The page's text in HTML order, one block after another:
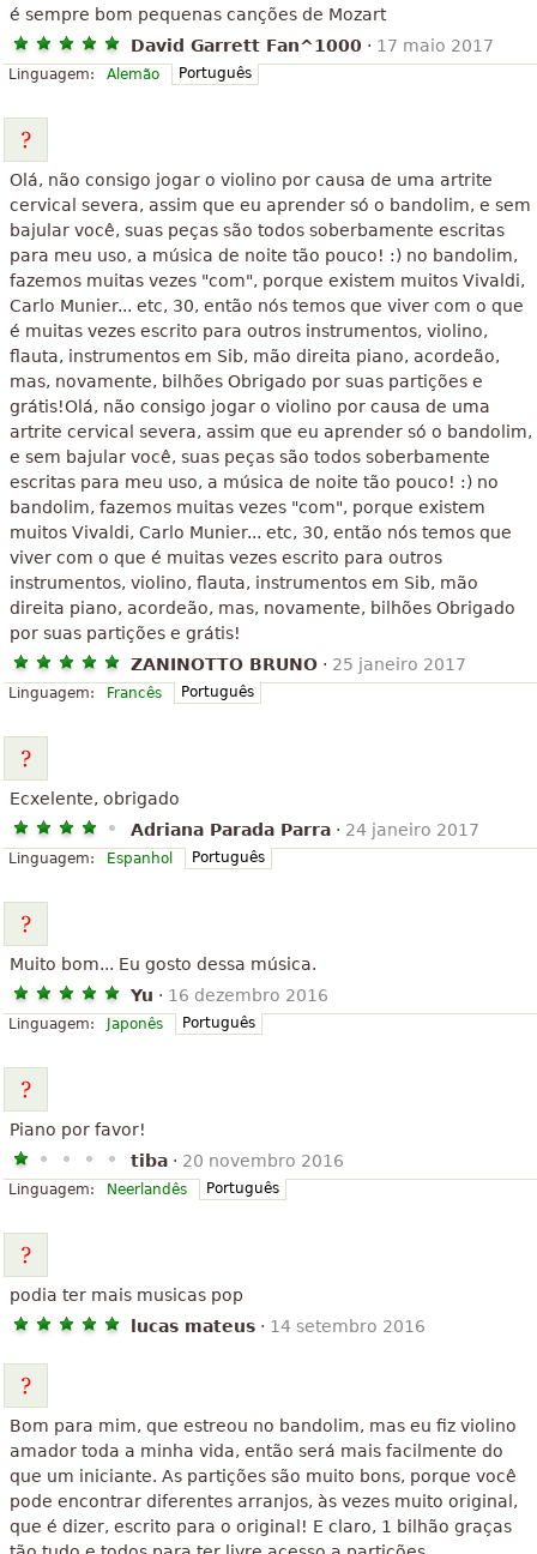
é sempre bom pequenas canções de Mozart
David Garrett Fan^1000 · 17 maio 2017
Linguagem: Alemão Português
Olá, não consigo jogar o violino por causa de uma artrite
cervical severa, assim que eu aprender só o bandolim, e sem
bajular você, suas peças são todos soberbamente escritas
para meu uso, a música de noite tão pouco! :) no bandolim,
fazemos muitas vezes "com", porque existem muitos Vivaldi,
Carlo Munier... etc, 30, então nós temos que viver com o que
é muitas vezes escrito para outros instrumentos, violino,
flauta, instrumentos em Sib, mão direita piano, acordeão,
mas, novamente, bilhões Obrigado por suas partições e
grátis!Olá, não consigo jogar o violino por causa de uma
artrite cervical severa, assim que eu aprender só o bandolim,
e sem bajular você, suas peças são todos soberbamente
escritas para meu uso, a música de noite tão pouco! :) no
bandolim, fazemos muitas vezes "com", porque existem
muitos Vivaldi, Carlo Munier... etc, 30, então nós temos que
viver com o que é muitas vezes escrito para outros
instrumentos, violino, flauta, instrumentos em Sib, mão
direita piano, acordeão, mas, novamente, bilhões Obrigado
por suas partições e grátis!
ZANINOTTO BRUNO · 25 janeiro 2017
Linguagem: Francês Português
Ecxelente, obrigado
Adriana Parada Parra · 24 janeiro 2017
Linguagem: Espanhol Português
Muito bom... Eu gosto dessa música.
Yu · 16 dezembro 2016
Linguagem: Japonês Português
Piano por favor!
tiba · 20 novembro 2016
Linguagem: Neerlandês Português
podia ter mais musicas pop
lucas mateus · 14 setembro 2016
Bom para mim, que estreou no bandolim, mas eu fiz violino
amador toda a minha vida, então será mais facilmente do
que um iniciante. As partições são muito bons, porque você
pode encontrar diferentes arranjos, às vezes muito original,
que é dizer, escrito para o original! E claro, 1 bilhão graças